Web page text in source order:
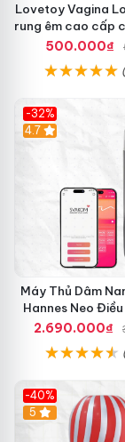
Lovetoy Vagina
rung êm cao cấp
nam
500.000₫
-32%
Hot
4.7
Máy Thủ Dâm
Hannes Neo
Kích
2.690.000₫
-40%
Hot
5